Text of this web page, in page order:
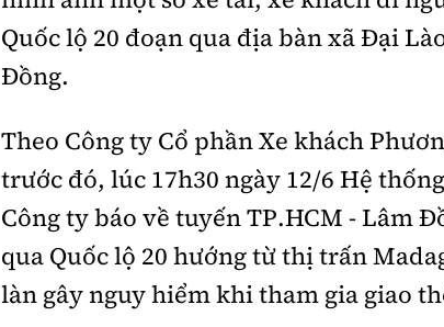
Quốc lộ 20 đoạn qua địa bàn xã Đại
Đồng.
Theo Công ty Cổ phần Xe khách
trước đó, lúc 17h30 ngày 12/6 Hệ
Công ty báo về tuyến TP.HCM - Lâm
qua Quốc lộ 20 hướng từ thị trấn
làn gây nguy hiểm khi tham gia giao